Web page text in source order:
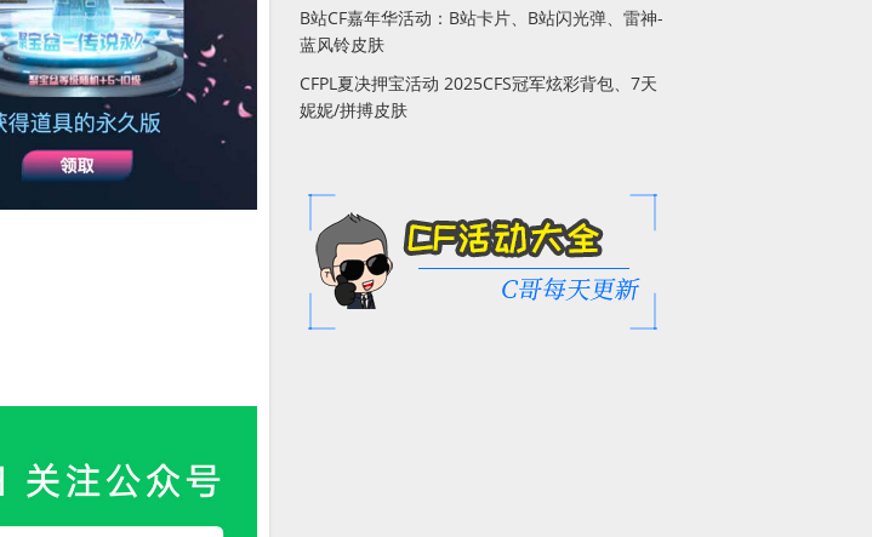
B站CF嘉年华活动：B站卡片、B站闪光弹、雷神-
蓝风铃皮肤
CFPL夏决押宝活动 2025CFS冠军炫彩背包、7天
妮妮/拼搏皮肤